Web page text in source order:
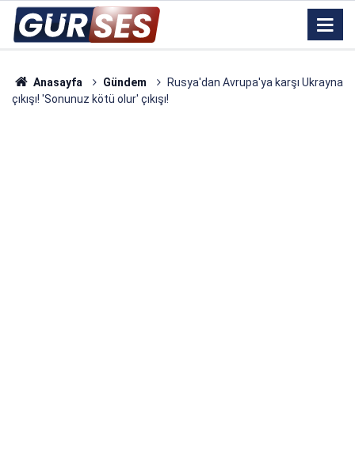
Anasayfa Gündem
Rusya'dan Avrupa'ya karşı Ukrayna
çıkışı! 'Sonunuz kötü olur' çıkışı!